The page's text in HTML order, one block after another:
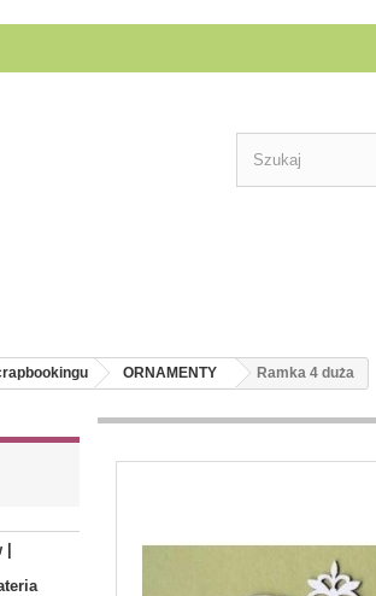
ORNAMENTY Ramka 4 duża